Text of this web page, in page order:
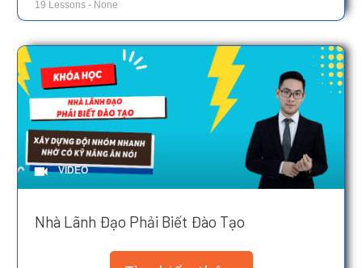
19 Lessons - None
VIDEO
Nhà Lãnh Đạo Phải Biết Đào Tạo